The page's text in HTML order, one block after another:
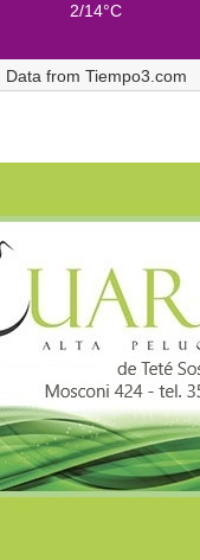
2/14°C
Data from Tiempo3.com